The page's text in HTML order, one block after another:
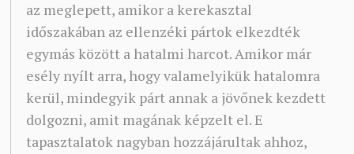
az meglepett, amikor a kerekasztal
időszakában az ellenzéki pártok elkezdték
egymás között a hatalmi harcot. Amikor már
esély nyílt arra, hogy valamelyikük hatalomra
kerül, mindegyik párt annak a jövőnek kezdett
dolgozni, amit magának képzelt el. E
tapasztalatok nagyban hozzájárultak ahhoz,